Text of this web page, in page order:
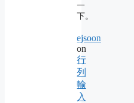
一
下。
ejsoon
on
行
列
輸
入